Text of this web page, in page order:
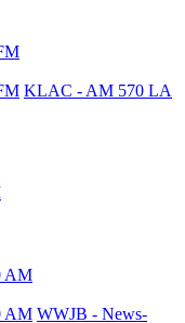
KLAC - AM 570 LA
AM
AM WWJB - News-